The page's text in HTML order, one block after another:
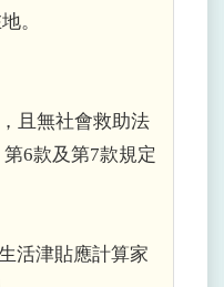
。
且無社會救助法
6款及第7款規定
活津貼應計算家